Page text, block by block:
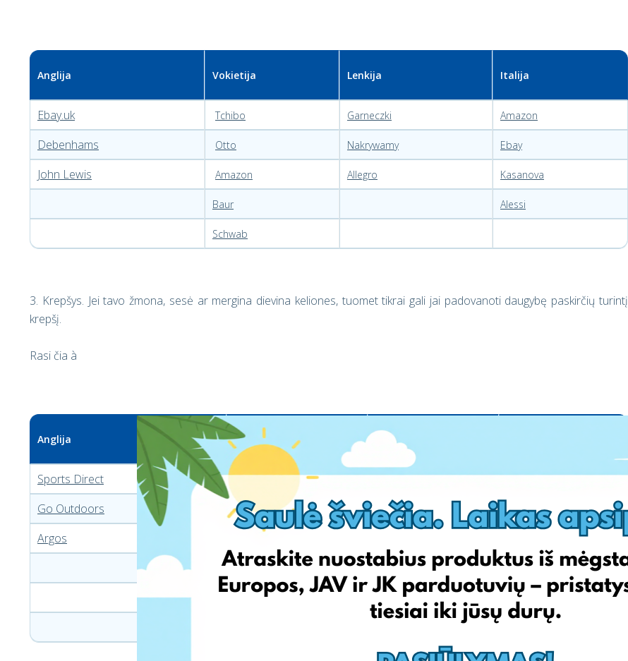
Anglija Vokietija Lenkija Italija
Ebay.uk Tchibo Garneczki Amazon
Debenhams Otto Nakrywamy Ebay
John Lewis Amazon Allegro Kasanova
Baur Alessi
Schwab
3. Krepšys. Jei tavo žmona, sesė ar mergina dievina keliones, tuomet tikrai gali jai padovanoti daugybę paskirčių turintį
krepšį.
Rasi čia à
Anglija Vokietija Lenkija
Sports Direct Otto Wittchen Qvc
Go Outdoors Amazon Answear Ebay
Argos
Schwab Allegro Zalando
Zalando